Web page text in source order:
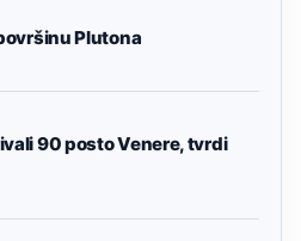
Plutona
90 posto Venere, tvrdi